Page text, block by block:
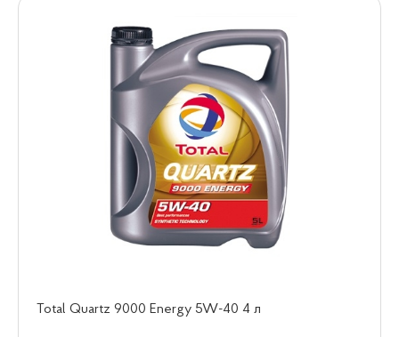
Total Quartz 9000 Energy 5W-40 4 л